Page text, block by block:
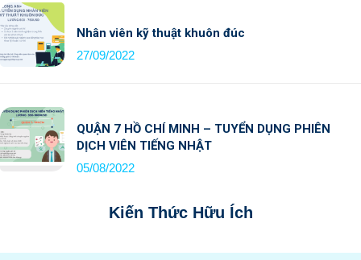
Nhân viên kỹ thuật khuôn đúc
27/09/2022
QUẬN 7 HỒ CHÍ MINH – TUYỂN DỤNG PHIÊN
DỊCH VIÊN TIẾNG NHẬT
05/08/2022
Kiến Thức Hữu Ích